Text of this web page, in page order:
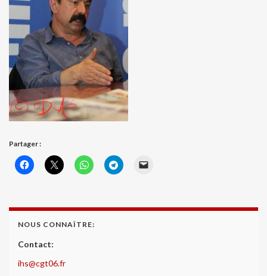
Partager :
NOUS CONNAÎTRE:
Contact:
ihs@cgt06.fr